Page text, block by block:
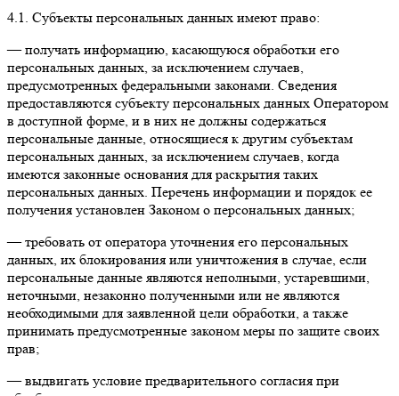
4.1. Субъекты персональных данных имеют право:
— получать информацию, касающуюся обработки его
персональных данных, за исключением случаев,
предусмотренных федеральными законами. Сведения
предоставляются субъекту персональных данных Оператором
в доступной форме, и в них не должны содержаться
персональные данные, относящиеся к другим субъектам
персональных данных, за исключением случаев, когда
имеются законные основания для раскрытия таких
персональных данных. Перечень информации и порядок ее
получения установлен Законом о персональных данных;
— требовать от оператора уточнения его персональных
данных, их блокирования или уничтожения в случае, если
персональные данные являются неполными, устаревшими,
неточными, незаконно полученными или не являются
необходимыми для заявленной цели обработки, а также
принимать предусмотренные законом меры по защите своих
прав;
— выдвигать условие предварительного согласия при